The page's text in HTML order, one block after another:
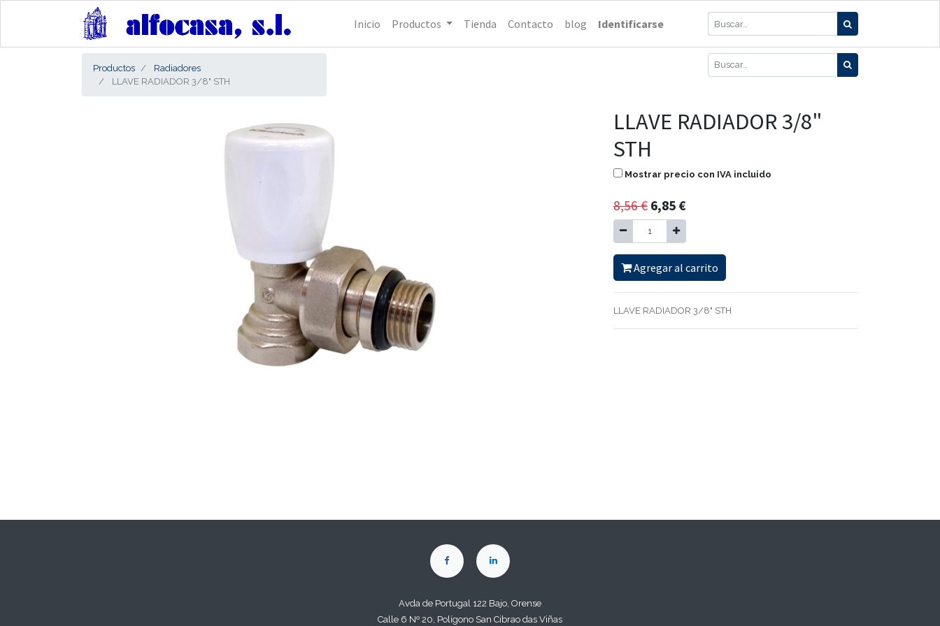
Inicio Productos Tienda Contacto blog Identificarse
Productos
Radiadores
LLAVE RADIADOR 3/8" STH
LLAVE RADIADOR 3/8"
STH
Mostrar precio con IVA incluido
8,56€ 6,85 €
Agregar al carrito
LLAVE RADIADOR 3/8" STH
Avda de Portugal 122 Bajo, Orense
Calle 6 Nº 20, Polígono San Cibrao das Viñas